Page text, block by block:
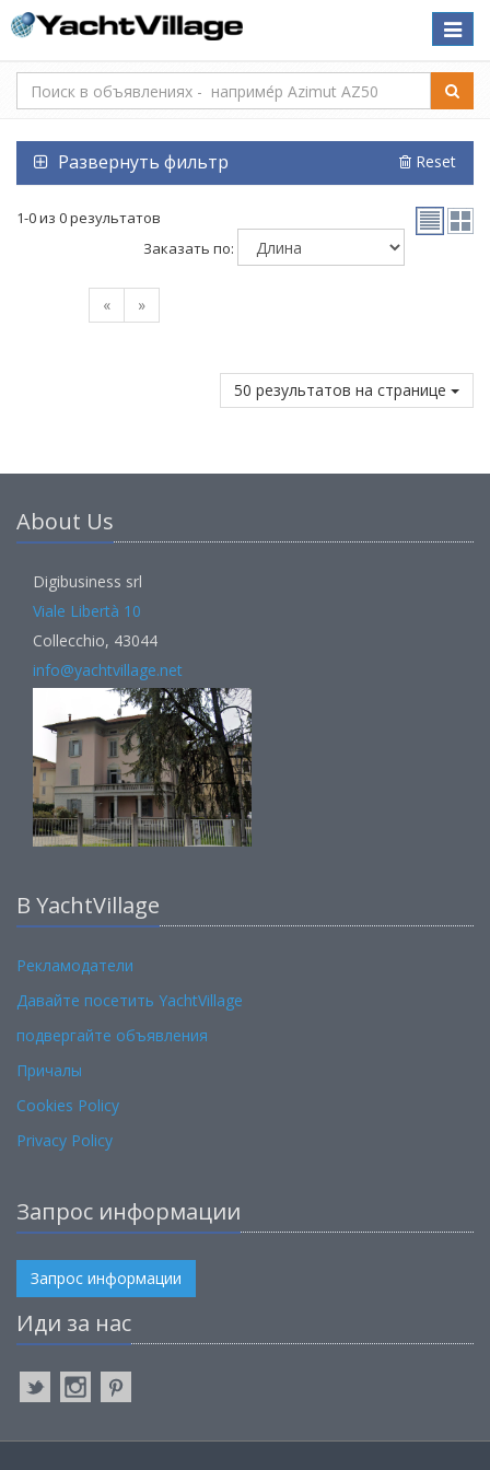
Toggle
Развернуть фильтр Reset
1-0 из 0 результатов
Заказать по:
« »
50 результатов на странице
About Us
Digibusiness srl
Viale Libertà 10
Collecchio, 43044
info@yachtvillage.net
В YachtVillage
Рекламодатели
Давайте посетить YachtVillage
подвергайте объявления
Причалы
Cookies Policy
Privacy Policy
Запрос информации
Запрос информации
Иди за нас